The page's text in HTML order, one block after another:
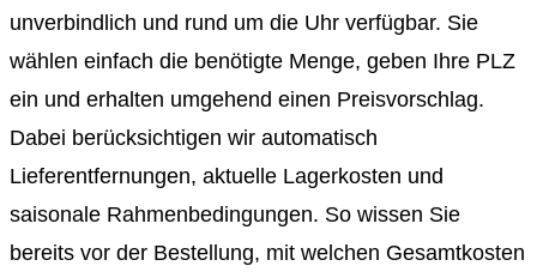
unverbindlich und rund um die Uhr verfügbar. Sie
wählen einfach die benötigte Menge, geben Ihre PLZ
ein und erhalten umgehend einen Preisvorschlag.
Dabei berücksichtigen wir automatisch
Lieferentfernungen, aktuelle Lagerkosten und
saisonale Rahmenbedingungen. So wissen Sie
bereits vor der Bestellung, mit welchen Gesamtkosten